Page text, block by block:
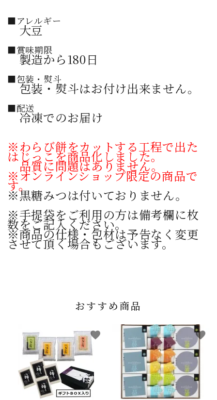
■アレルギー
大豆
■賞味期限
製造から180日
■包装・熨斗
包装・熨斗はお付け出来ません。
■配送
冷凍でのお届け
※わらび餅をカットする工程で出た
はじっこを商品化しました。
品質に問題はありません。
※オンラインショップ限定の商品で
す。
※黒糖みつは付いておりません。
※手提袋をご利用の方は備考欄に枚
数をご記入ください。
※商品の仕様・包材は予告なく変更
させて頂く場合もございます。
おすすめ商品
favorite favorite